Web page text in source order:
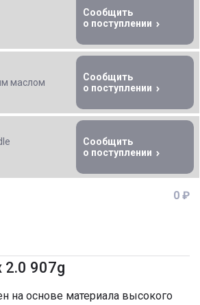
Сообщить
о поступлении
маслом
Сообщить
о поступлении
Сообщить
о поступлении
0 ₽
2.0 907g
на основе материала высокого